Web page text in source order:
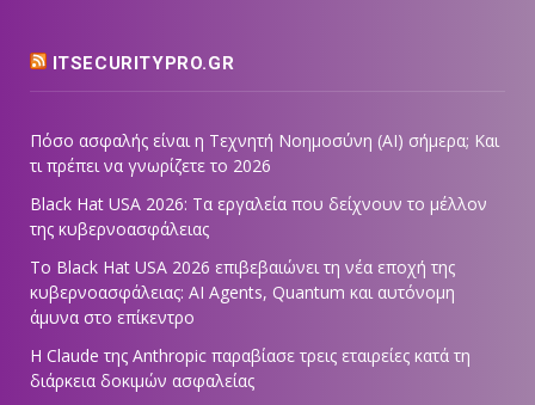
ITSECURITYPRO.GR
Πόσο ασφαλής είναι η Τεχνητή Νοημοσύνη (AI) σήμερα; Και
τι πρέπει να γνωρίζετε το 2026
Black Hat USA 2026: Τα εργαλεία που δείχνουν το μέλλον
της κυβερνοασφάλειας
Το Black Hat USA 2026 επιβεβαιώνει τη νέα εποχή της
κυβερνοασφάλειας: AI Agents, Quantum και αυτόνομη
άμυνα στο επίκεντρο
Η Claude της Anthropic παραβίασε τρεις εταιρείες κατά τη
διάρκεια δοκιμών ασφαλείας